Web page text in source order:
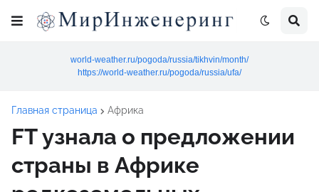
world-weather.ru/pogoda/russia/tikhvin/month/
https://world-weather.ru/pogoda/russia/ufa/
Главная страница Африка
FT узнала о предложении
страны в Африке